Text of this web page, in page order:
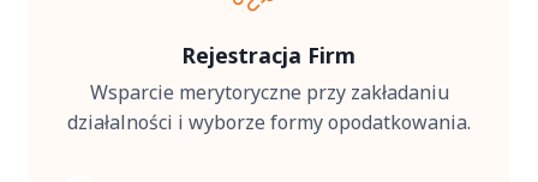
Rejestracja Firm
Wsparcie merytoryczne przy zakładaniu
działalności i wyborze formy opodatkowania.